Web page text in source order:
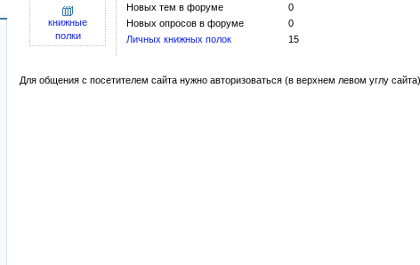
Новых тем в форуме
0
Новых опросов в форуме
0
Личных книжных полок
15
книжные
полки
Для общения с посетителем сайта нужно авторизоваться (в верхнем левом углу